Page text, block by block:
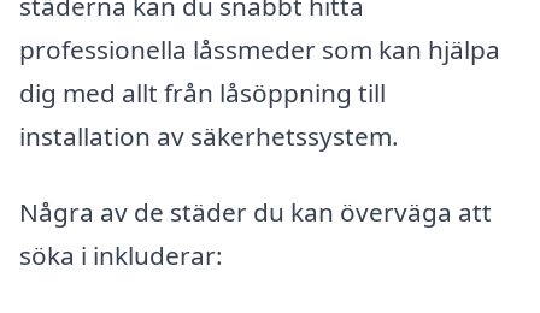
professionella låssmeder som kan hjälpa
dig med allt från låsöppning till
installation av säkerhetssystem.
Några av de städer du kan överväga att
söka i inkluderar: